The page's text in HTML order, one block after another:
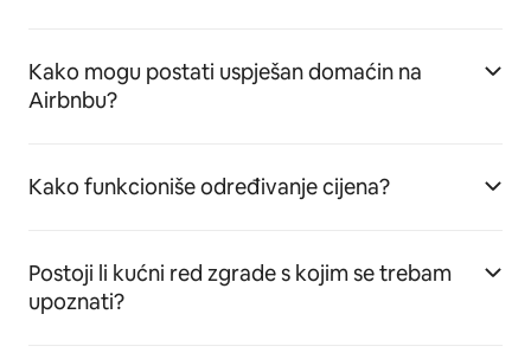
Kako mogu postati uspješan domaćin na
Airbnbu?
Kako funkcioniše određivanje cijena?
Postoji li kućni red zgrade s kojim se trebam
upoznati?